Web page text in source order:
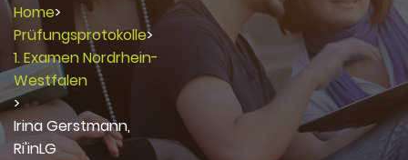
Home>
Prüfungsprotokolle>
1. Examen Nordrhein-
Westfalen
>
Irina Gerstmann,
Ri'inLG